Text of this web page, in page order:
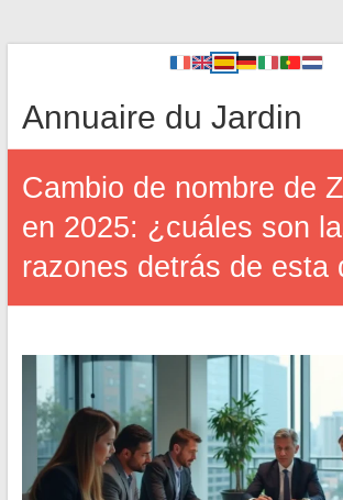
Annuaire du Jardin
Cambio de nombre de
en 2025: ¿cuáles son
razones detrás de esta